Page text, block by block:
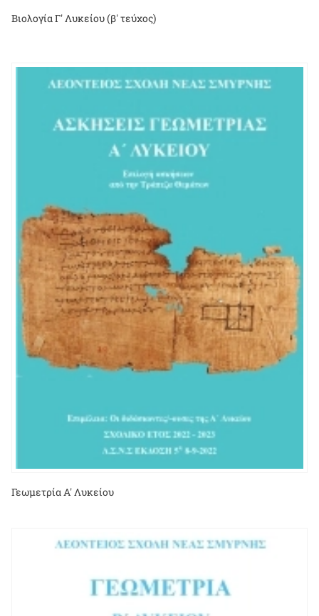
Βιολογία Γ' Λυκείου (β' τεύχος)
Γεωμετρία Α' Λυκείου